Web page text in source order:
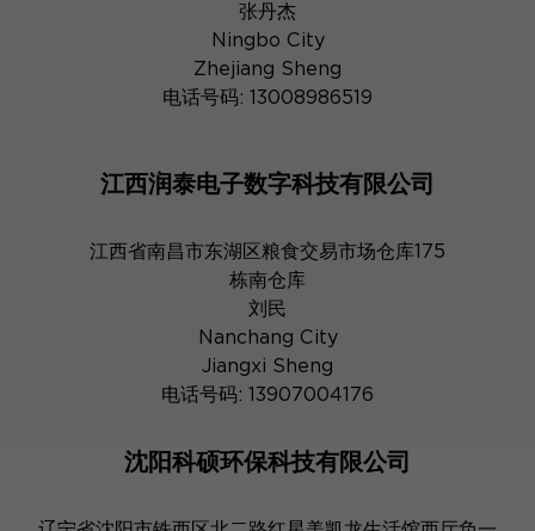
张丹杰
Ningbo City
Zhejiang Sheng
电话号码: 13008986519
江西润泰电子数字科技有限公司
江西省南昌市东湖区粮食交易市场仓库175
栋南仓库
刘民
Nanchang City
Jiangxi Sheng
电话号码: 13907004176
沈阳科硕环保科技有限公司